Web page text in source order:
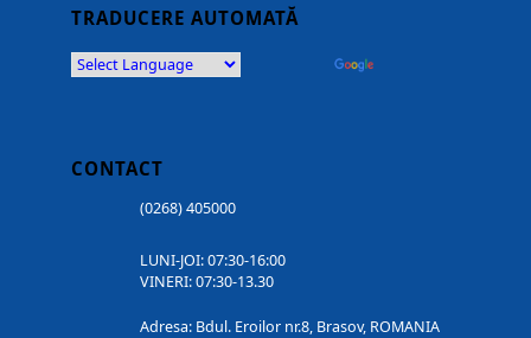
TRADUCERE AUTOMATĂ
CONTACT
(0268) 405000
LUNI-JOI: 07:30-16:00
VINERI: 07:30-13.30
Adresa: Bdul. Eroilor nr.8, Brasov, ROMANIA